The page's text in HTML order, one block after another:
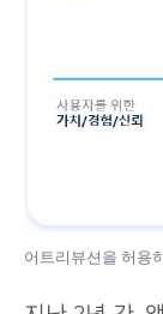
어트리뷰션을 허용